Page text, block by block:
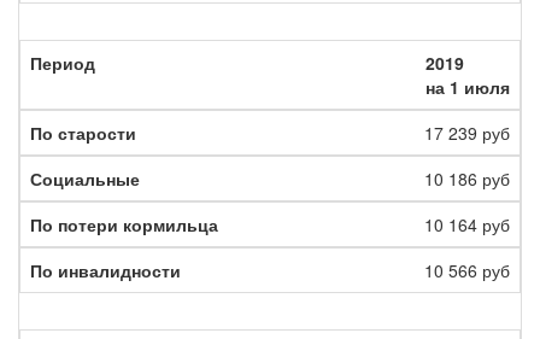
2019
на 1 июля
17 239 руб
10 186 руб
10 164 руб
10 566 руб